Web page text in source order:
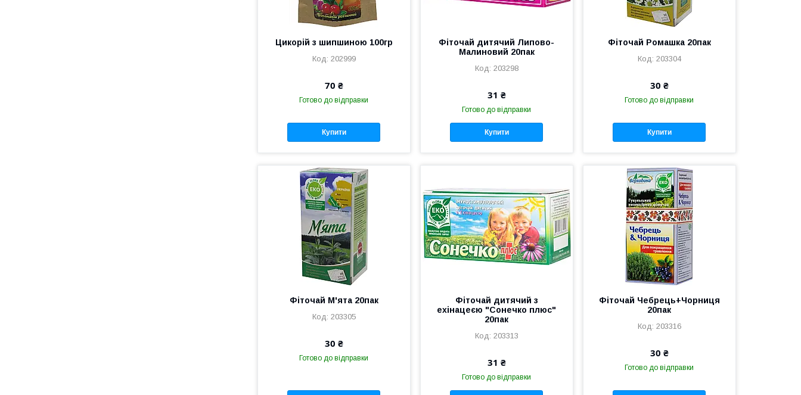
Цикорій з шипшиною 100гр
202999
70 ₴
Готово до відправки
Купити
Фіточай дитячий Липово-
Малиновий 20пак
203298
31 ₴
Готово до відправки
Купити
Фіточай Ромашка 20пак
203304
30 ₴
Готово до відправки
Купити
Фіточай М'ята 20пак
203305
30 ₴
Готово до відправки
Фіточай дитячий з
ехінацеєю "Сонечко плюс"
20пак
203313
31 ₴
Готово до відправки
Фіточай Чебрець+Чорниця
20пак
203316
30 ₴
Готово до відправки